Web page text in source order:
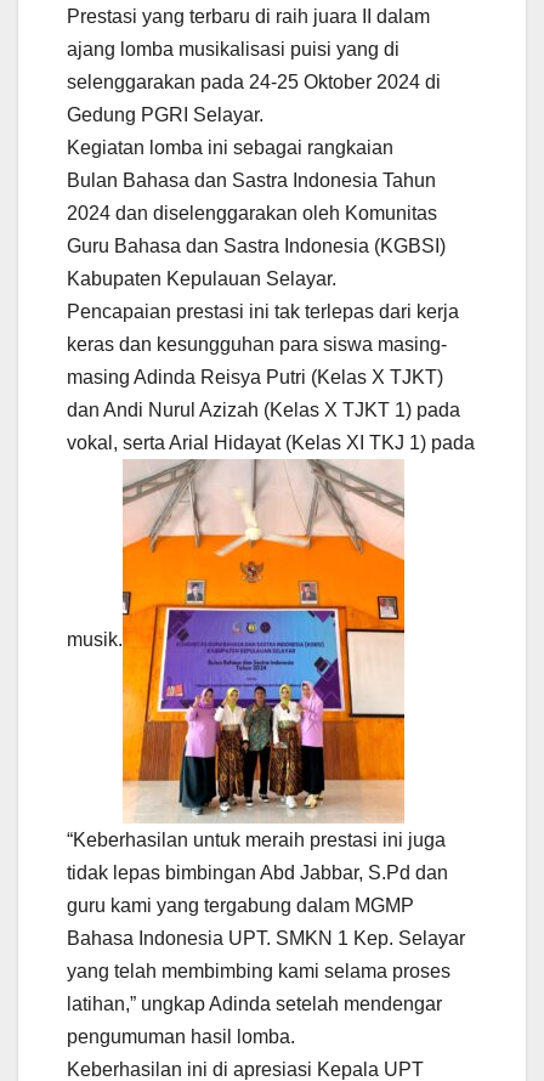
Prestasi yang terbaru di raih juara II dalam
ajang lomba musikalisasi puisi yang di
selenggarakan pada 24-25 Oktober 2024 di
Gedung PGRI Selayar.
Kegiatan lomba ini sebagai rangkaian
Bulan Bahasa dan Sastra Indonesia Tahun
2024 dan diselenggarakan oleh Komunitas
Guru Bahasa dan Sastra Indonesia (KGBSI)
Kabupaten Kepulauan Selayar.
Pencapaian prestasi ini tak terlepas dari kerja
keras dan kesungguhan para siswa masing-
masing Adinda Reisya Putri (Kelas X TJKT)
dan Andi Nurul Azizah (Kelas X TJKT 1) pada
vokal, serta Arial Hidayat (Kelas XI TKJ 1) pada
musik.
“Keberhasilan untuk meraih prestasi ini juga
tidak lepas bimbingan Abd Jabbar, S.Pd dan
guru kami yang tergabung dalam MGMP
Bahasa Indonesia UPT. SMKN 1 Kep. Selayar
yang telah membimbing kami selama proses
latihan,” ungkap Adinda setelah mendengar
pengumuman hasil lomba.
Keberhasilan ini di apresiasi Kepala UPT